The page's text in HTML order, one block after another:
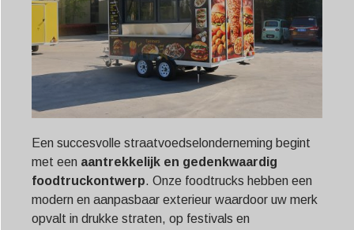
Een succesvolle straatvoedselonderneming begint
met een aantrekkelijk en gedenkwaardig
foodtruckontwerp. Onze foodtrucks hebben een
modern en aanpasbaar exterieur waardoor uw merk
opvalt in drukke straten, op festivals en